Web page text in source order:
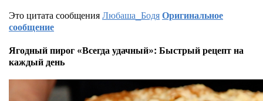
Это цитата сообщенияЛюбаша_БодяОригинальное
сообщение
Ягодный пирог «Всегда удачный»: Быстрый рецепт на
каждый день